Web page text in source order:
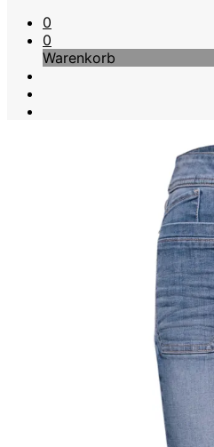
0
0
Warenkorb